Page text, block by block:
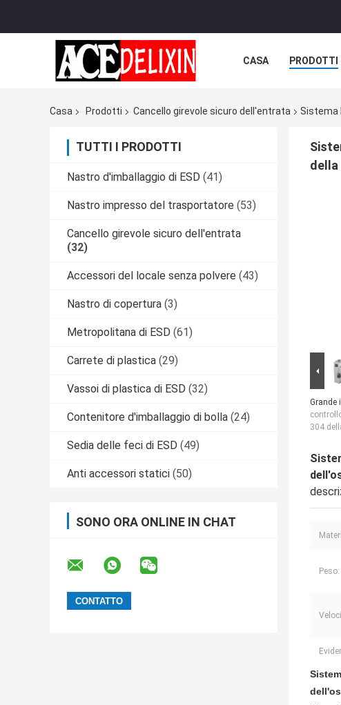
CASA PRODOTTI
Casa Prodotti Cancello girevole sicuro dell'entrata Sistema
TUTTI I PRODOTTI
Nastro d'imballaggio di ESD (41)
Nastro impresso del trasportatore (53)
Cancello girevole sicuro dell'entrata
(32)
Accessori del locale senza polvere (43)
Nastro di copertura (3)
Metropolitana di ESD (61)
Carrete di plastica (29)
Vassoi di plastica di ESD (32)
Contenitore d'imballaggio di bolla (24)
Sedia delle feci di ESD (49)
Anti accessori statici (50)
SONO ORA ONLINE IN CHAT
Grande
304
Peso: